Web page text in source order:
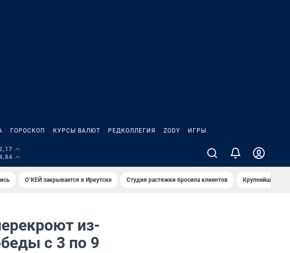
ГОРОСКОП КУРСЫ ВАЛЮТ РЕДКОЛЛЕГИЯ ZODY ИГРЫ
О`КЕЙ закрывается в Иркутске Студия растяжки бросила клиентов Крупнейшие
из-
с 3 по 9